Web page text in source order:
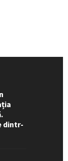
dintr-